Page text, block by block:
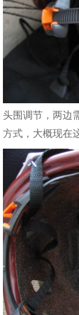
头围调节，两边
方式，大概现在